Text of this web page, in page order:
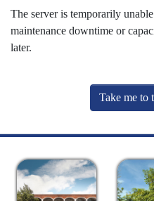
The server is temporarily
maintenance downtime or
later.
Take me to